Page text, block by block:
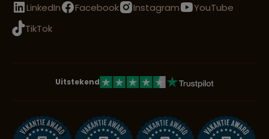
LinkedIn
Facebook Instagram
YouTube
TikTok
Uitstekend